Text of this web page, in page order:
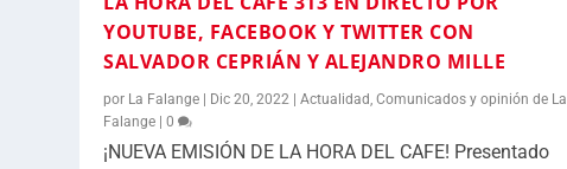
YOUTUBE, FACEBOOK Y TWITTER CON
SALVADOR CEPRIÁN Y ALEJANDRO MILLE
por La Falange Dic 20, 2022 |Actualidad,Comunicados y opinión de La
Falange |0
¡NUEVA EMISIÓN DE LA HORA DEL CAFE! Presentado